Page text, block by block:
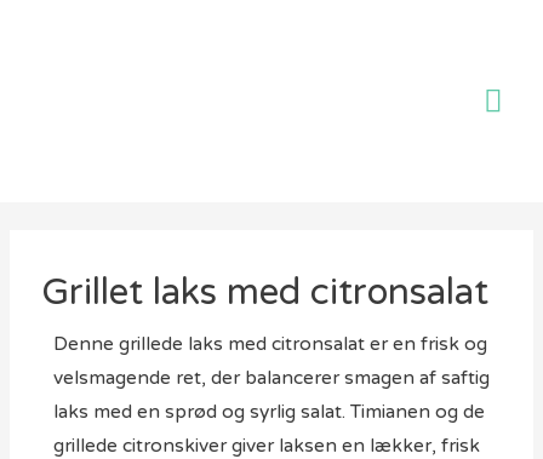
Grillet laks med citronsalat
Denne grillede laks med citronsalat er en frisk og
velsmagende ret, der balancerer smagen af saftig
laks med en sprød og syrlig salat. Timianen og de
grillede citronskiver giver laksen en lækker, frisk